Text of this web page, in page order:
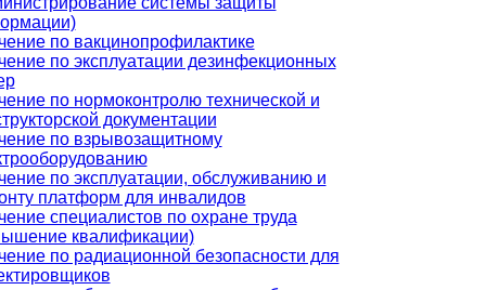
по вакцинопрофилактике
по эксплуатации дезинфекционных
по нормоконтролю технической и
документации
по взрывозащитному
по эксплуатации, обслуживанию и
платформ для инвалидов
специалистов по охране труда
квалификации)
по радиационной безопасности для